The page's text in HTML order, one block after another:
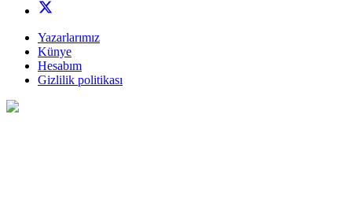
Yazarlarımız
Künye
Hesabım
Gizlilik politikası